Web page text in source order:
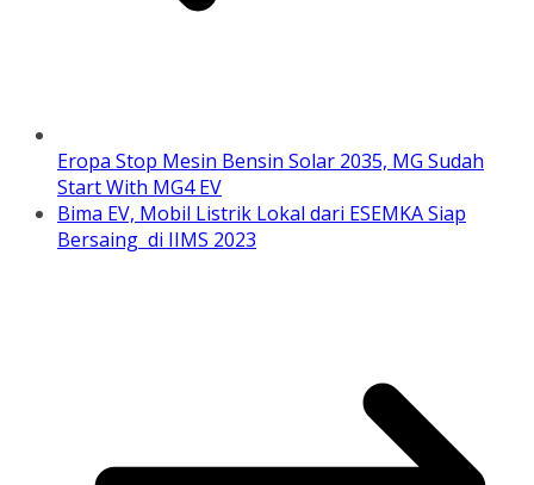
Eropa Stop Mesin Bensin Solar 2035, MG Sudah
Start With MG4 EV
Bima EV, Mobil Listrik Lokal dari ESEMKA Siap
Bersaing di IIMS 2023